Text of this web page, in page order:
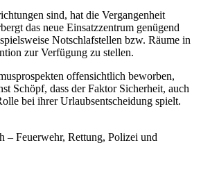
sind, hat die Vergangenheit
das neue Einsatzzentrum genügend
Notschlafstellen bzw. Räume in
zur Verfügung zu stellen.
offensichtlich beworben,
Schöpf, dass der Faktor Sicherheit, auch
bei ihrer Urlaubsentscheidung spielt.
– Feuerwehr, Rettung, Polizei und